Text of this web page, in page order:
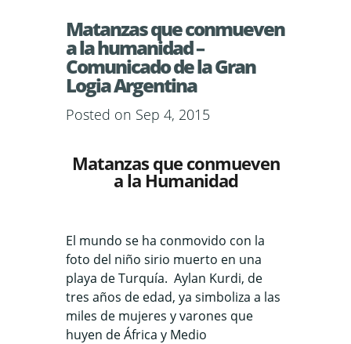
Matanzas que conmueven
a la humanidad –
Comunicado de la Gran
Logia Argentina
Posted on Sep 4, 2015
Matanzas que conmueven
a la Humanidad
El mundo se ha conmovido con la
foto del niño sirio muerto en una
playa de Turquía. Aylan Kurdi, de
tres años de edad, ya simboliza a las
miles de mujeres y varones que
huyen de África y Medio